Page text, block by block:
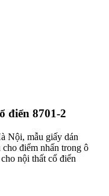
điển 8701-2
Nội, mẫu giấy dán
điểm nhấn trong ô
nội thất cổ điển